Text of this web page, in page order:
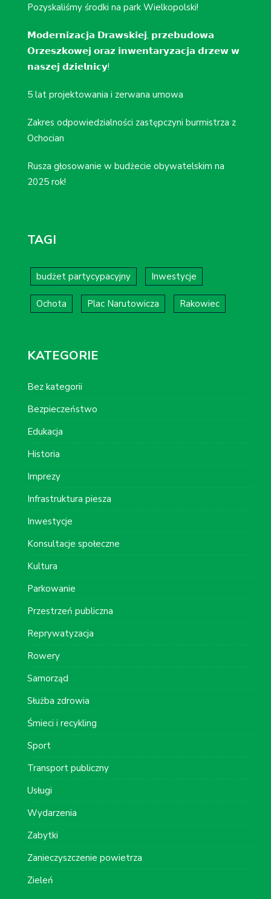
Pozyskaliśmy środki na park Wielkopolski!
𝗠𝗼𝗱𝗲𝗿𝗻𝗶𝘇𝗮𝗰𝗷𝗮 𝗗𝗿𝗮𝘄𝘀𝗸𝗶𝗲𝗷, 𝗽𝗿𝘇𝗲𝗯𝘂𝗱𝗼𝘄𝗮
𝗢𝗿𝘇𝗲𝘀𝘇𝗸𝗼𝘄𝗲𝗷 𝗼𝗿𝗮𝘇 𝗶𝗻𝘄𝗲𝗻𝘁𝗮𝗿𝘆𝘇𝗮𝗰𝗷𝗮 𝗱𝗿𝘇𝗲𝘄 𝘄
𝗻𝗮𝘀𝘇𝗲𝗷 𝗱𝘇𝗶𝗲𝗹𝗻𝗶𝗰𝘆!
5 lat projektowania i zerwana umowa
Zakres odpowiedzialności zastępczyni burmistrza z
Ochocian
Rusza głosowanie w budżecie obywatelskim na
2025 rok!
TAGI
budżet partycypacyjny Inwestycje
Ochota Plac Narutowicza Rakowiec
KATEGORIE
Bez kategorii
Bezpieczeństwo
Edukacja
Historia
Imprezy
Infrastruktura piesza
Inwestycje
Konsultacje społeczne
Kultura
Parkowanie
Przestrzeń publiczna
Reprywatyzacja
Rowery
Samorząd
Służba zdrowia
Śmieci i recykling
Sport
Transport publiczny
Usługi
Wydarzenia
Zabytki
Zanieczyszczenie powietrza
Zieleń